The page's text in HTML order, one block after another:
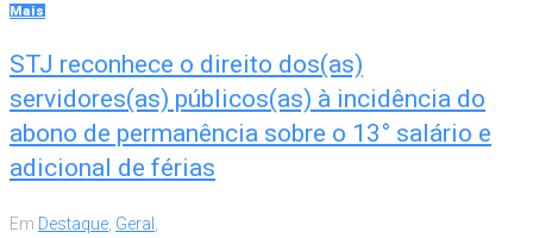
Mais
STJ reconhece o direito dos(as)
servidores(as) públicos(as) à incidência do
abono de permanência sobre o 13° salário e
adicional de férias
Em Destaque, Geral ,